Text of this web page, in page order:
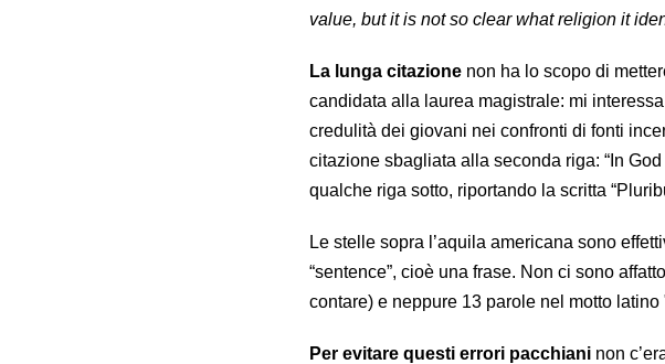
value, but it is not so clear what religion it
La lunga citazione non ha lo scopo di
candidata alla laurea magistrale: mi
credulità dei giovani nei confronti di fonti
citazione sbagliata alla seconda riga: “In
qualche riga sotto, riportando la scritta
Le stelle sopra l’aquila americana sono
“sentence”, cioè una frase. Non ci sono
contare) e neppure 13 parole nel motto
Per evitare questi errori pacchiani non